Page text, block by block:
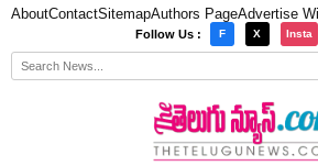
AboutContactSitemapAuthors PageAdvertise
Follow Us : F X Insta